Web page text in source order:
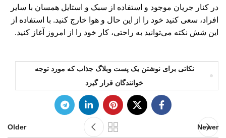
در کنار جریان موجود و استفاده از سبک و استایل همسان با سایر
افراد، سعی کنید خود را از این حال و هوا خارج کنید. با استفاده از
این شش نکته می‌توانید به راحتی، کار خود را از امروز آغاز کنید.
نکاتی برای نوشتن یک پست وبلاگ جذاب که مورد توجه
خوانندگان قرار گیرد
Newer
Older